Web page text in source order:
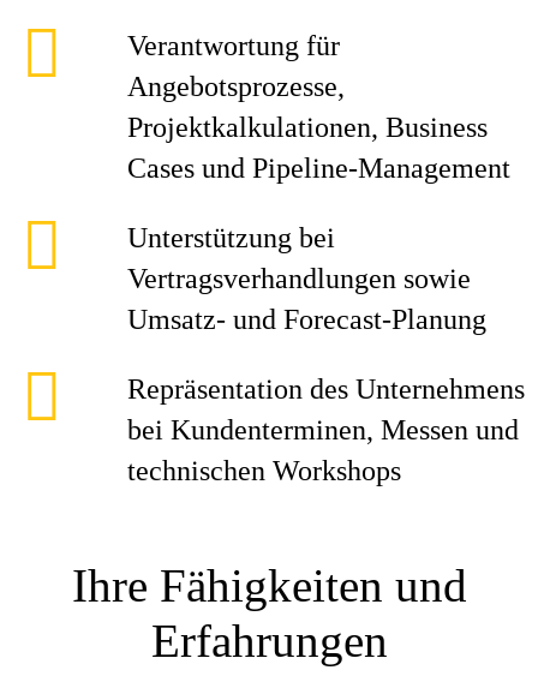
Verantwortung für
Angebotsprozesse,
Projektkalkulationen, Business
Cases und Pipeline-Management
Unterstützung bei
Vertragsverhandlungen sowie
Umsatz- und Forecast-Planung
Repräsentation des Unternehmens
bei Kundenterminen, Messen und
technischen Workshops
Ihre Fähigkeiten und
Erfahrungen